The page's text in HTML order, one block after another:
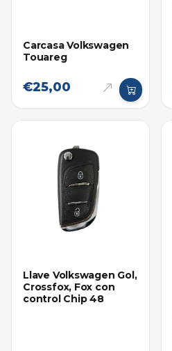
Carcasa Volkswagen
Touareg
€25,00
Llave Volkswagen Gol,
Crossfox, Fox con
control Chip 48